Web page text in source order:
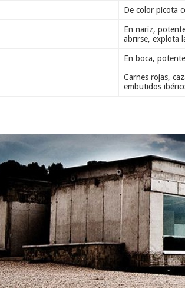
De color picota
En nariz,
abrirse, explota
En boca,
Carnes rojas,
embutidos